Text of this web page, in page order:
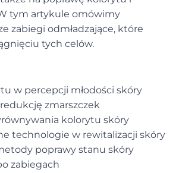
tym artykule omówimy
zabiegi odmładzające, które
tych celów.
w percepcji młodości skóry
zmarszczek
kolorytu skóry
technologie w rewitalizacji skóry
poprawy stanu skóry
zabiegach